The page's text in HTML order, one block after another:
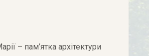
– пам’ятка архітектури